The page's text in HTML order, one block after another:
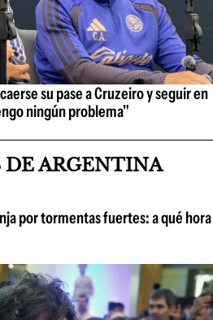
su pase a Cruzeiro y seguir en
ningún problema"
ARGENTINA
por tormentas fuertes: a qué hora